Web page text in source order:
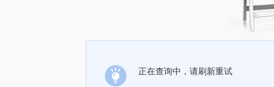
正在查询中，请刷新重试